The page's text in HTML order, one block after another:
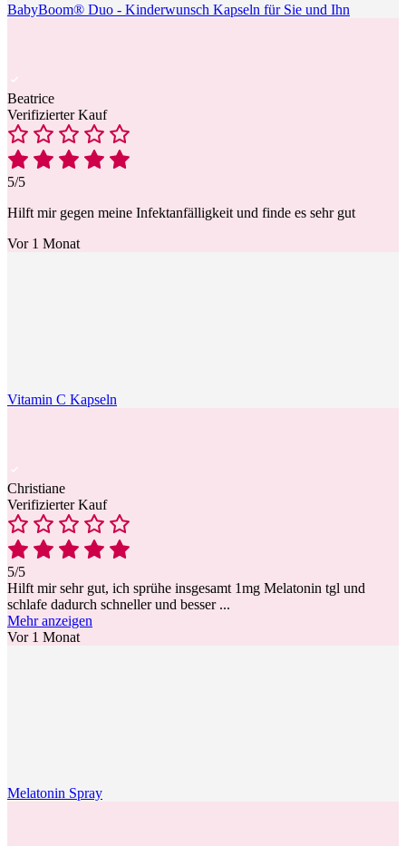
BabyBoom® Duo - Kinderwunsch Kapseln für Sie und Ihn
Beatrice
Verifizierter Kauf
5/5
Hilft mir gegen meine Infektanfälligkeit und finde es sehr gut
Vor 1 Monat
Vitamin C Kapseln
Christiane
Verifizierter Kauf
5/5
Hilft mir sehr gut, ich sprühe insgesamt 1mg Melatonin tgl und
schlafe dadurch schneller und besser ...
Mehr anzeigen
Vor 1 Monat
Melatonin Spray